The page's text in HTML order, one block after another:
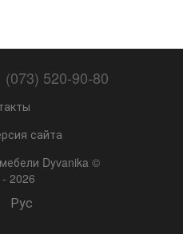
(073) 520-90-80
сайта
Dyvanika ©
2026
Рус